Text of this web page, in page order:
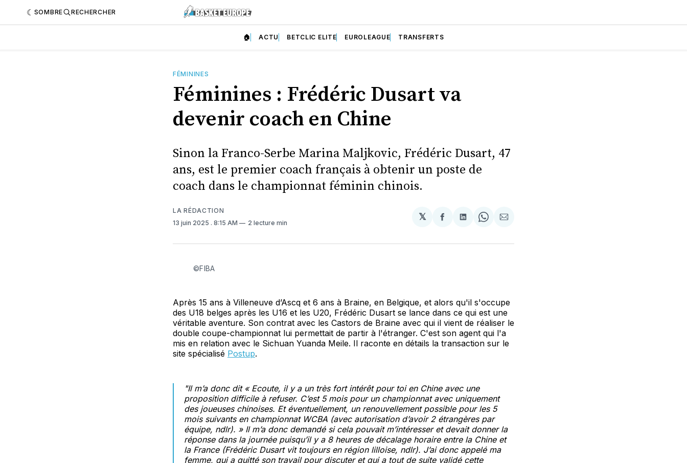
SOMBRE RECHERCHER
🏠 ACTU BETCLIC ELITE EUROLEAGUE TRANSFERTS
FÉMININES
Féminines : Frédéric Dusart va
devenir coach en Chine
Sinon la Franco-Serbe Marina Maljkovic, Frédéric Dusart, 47
ans, est le premier coach français à obtenir un poste de
coach dans le championnat féminin chinois.
LA RÉDACTION
13 juin 2025 . 8:15 AM 2 lecture min
𝕏
Partager
Facebook
Partager
LinkedIn
Share
WhatsApp
Partager
Courriel
©FIBA
Après 15 ans à Villeneuve d’Ascq et 6 ans à Braine, en Belgique, et alors qu'il s'occupe
des U18 belges après les U16 et les U20, Frédéric Dusart se lance dans ce qui est une
véritable aventure. Son contrat avec les Castors de Braine avec qui il vient de réaliser le
double coupe-championnat lui permettait de partir à l'étranger. C'est son agent qui l'a
mis en relation avec le Sichuan Yuanda Meile. Il raconte en détails la transaction sur le
site spécialisé Postup.
"Il m’a donc dit « Ecoute, il y a un très fort intérêt pour toi en Chine avec une
proposition difficile à refuser. C’est 5 mois pour un championnat avec uniquement
des joueuses chinoises. Et éventuellement, un renouvellement possible pour les 5
mois suivants en championnat WCBA (avec autorisation d’avoir 2 étrangères par
équipe, ndlr). » Il m’a donc demandé si cela pouvait m’intéresser et devait donner la
réponse dans la journée puisqu’il y a 8 heures de décalage horaire entre la Chine et
la France (Frédéric Dusart vit toujours en région lilloise, ndlr). J’ai donc appelé ma
femme, qui a quitté son travail pour discuter et qui a tout de suite validé cette